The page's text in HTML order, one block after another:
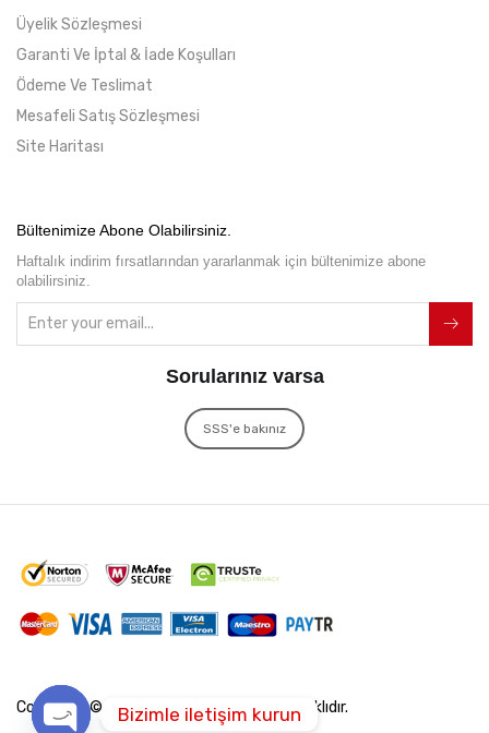
Üyelik Sözleşmesi
Garanti Ve İptal & İade Koşulları
Ödeme Ve Teslimat
Mesafeli Satış Sözleşmesi
Site Haritası
Bültenimize Abone Olabilirsiniz.
Haftalık indirim fırsatlarından yararlanmak için bültenimize abone
olabilirsiniz.
Sorularınız varsa
SSS'e bakınız
Copyright © 2022İxir SoftTüm Hakları Saklıdır.
Bizimle iletişim kurun